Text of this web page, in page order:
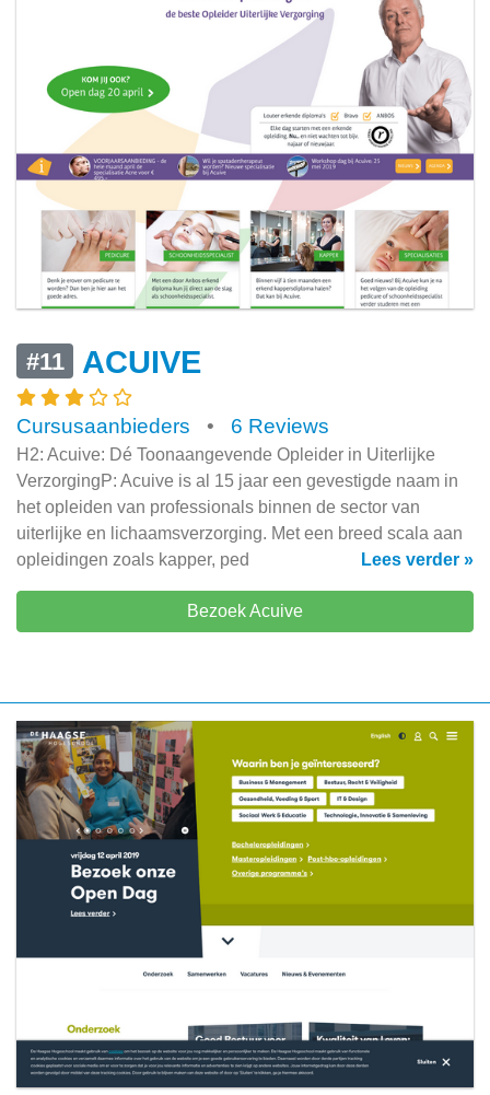
#11 ACUIVE
Cursusaanbieders • 6 Reviews
H2: Acuive: Dé Toonaangevende Opleider in Uiterlijke
VerzorgingP: Acuive is al 15 jaar een gevestigde naam in
het opleiden van professionals binnen de sector van
uiterlijke en lichaamsverzorging. Met een breed scala aan
opleidingen zoals kapper, ped
Lees verder »
Bezoek Acuive